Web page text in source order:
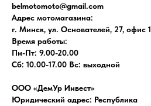
belmotomoto@gmail.com
Адрес мотомагазина:
г. Минск, ул. Основателей, 27, офис 1
Время работы:
Пн-Пт: 9.00-20.00
Сб: 10.00-17.00 Вс: выходной
ООО «ДемУр Инвест»
Юридический адрес: Республика